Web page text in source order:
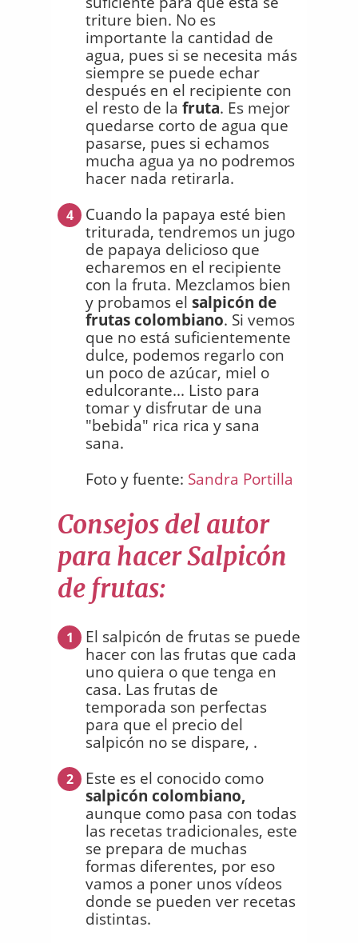
triture bien. No es
importante la cantidad de
agua, pues si se necesita más
siempre se puede echar
después en el recipiente con
el resto de la fruta. Es mejor
quedarse corto de agua que
pasarse, pues si echamos
mucha agua ya no podremos
hacer nada retirarla.
4
Cuando la papaya esté bien
triturada, tendremos un jugo
de papaya delicioso que
echaremos en el recipiente
con la fruta. Mezclamos bien
y probamos el salpicón de
frutas colombiano. Si vemos
que no está suficientemente
dulce, podemos regarlo con
un poco de azúcar, miel o
edulcorante... Listo para
tomar y disfrutar de una
"bebida" rica rica y sana
sana.
Foto y fuente: Sandra Portilla
Consejos del autor
para hacer Salpicón
de frutas:
1
El salpicón de frutas se puede
hacer con las frutas que cada
uno quiera o que tenga en
casa. Las frutas de
temporada son perfectas
para que el precio del
salpicón no se dispare, .
2
Este es el conocido como
salpicón colombiano,
aunque como pasa con todas
las recetas tradicionales, este
se prepara de muchas
formas diferentes, por eso
vamos a poner unos vídeos
donde se pueden ver recetas
distintas.